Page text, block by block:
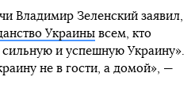
Владимир Зеленский заявил,
Украинывсем, кто
сильную и успешную Украину».
не в гости, а домой», —